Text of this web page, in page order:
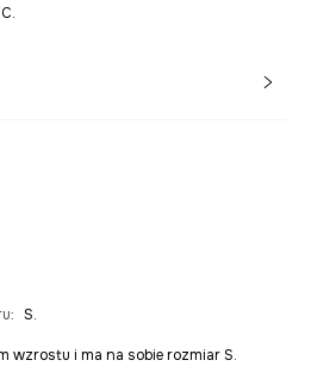
: S.
wzrostu i ma na sobie rozmiar S.